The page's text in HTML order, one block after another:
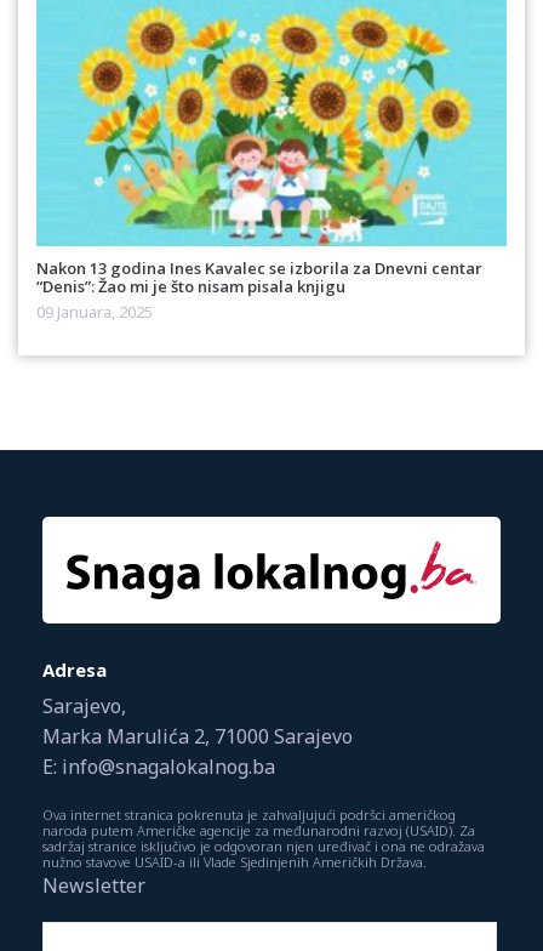
Nakon 13 godina Ines Kavalec se izborila za Dnevni centar
“Denis”: Žao mi je što nisam pisala knjigu
09 Januara, 2025
Adresa
Sarajevo,
Marka Marulića 2, 71000 Sarajevo
E: info@snagalokalnog.ba
Ova internet stranica pokrenuta je zahvaljujući podršci američkog
naroda putem Američke agencije za međunarodni razvoj (USAID). Za
sadržaj stranice isključivo je odgovoran njen uređivač i ona ne odražava
nužno stavove USAID-a ili Vlade Sjedinjenih Američkih Država.
Newsletter